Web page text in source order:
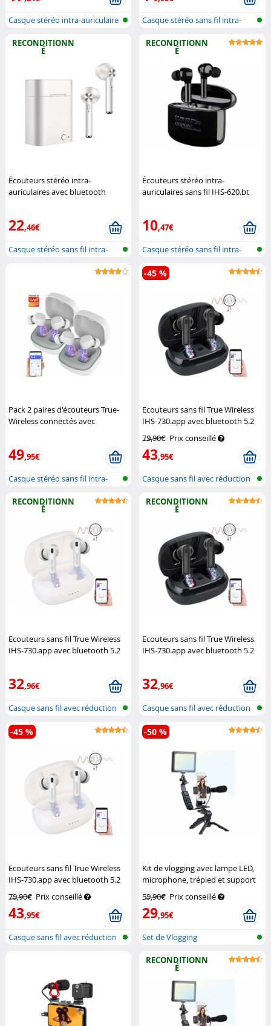
Casque stéréo intra-auriculaire
Casque stéréo sans fil intra-
RECONDITIONN
É
Écouteurs stéréo intra-
auriculaires avec bluetooth
22,46€
Casque stéréo sans fil intra-
RECONDITIONN
É
Écouteurs stéréo intra-
auriculaires sans fil IHS-620.bt
10,47€
Casque stéréo sans fil intra-
auricu...
Pack 2 paires d'écouteurs True-
Wireless connectés avec
49,95€
Casque stéréo sans fil intra-
Ecouteurs sans fil True Wireless
IHS-730.app avec bluetooth 5.2
et réduction active du bruit - noir
Auvisio
79,90€ Prix conseillé
43,95€
-45 %
Casque sans fil avec réduction
RECONDITIONN
É
Ecouteurs sans fil True Wireless
IHS-730.app avec bluetooth 5.2
32,96€
Casque sans fil avec réduction
du b...
RECONDITIONN
É
Ecouteurs sans fil True Wireless
IHS-730.app avec bluetooth 5.2
32,96€
Casque sans fil avec réduction
du b...
Ecouteurs sans fil True Wireless
IHS-730.app avec bluetooth 5.2
et réduction active du bruit - blan
Auvisio
79,90€ Prix conseillé
43,95€
-45 %
Casque sans fil avec réduction
Kit de vlogging avec lampe LED,
microphone, trépied et support
Somikon
59,90€ Prix conseillé
29,95€
-50 %
Set de Vlogging
RECONDITIONN
É